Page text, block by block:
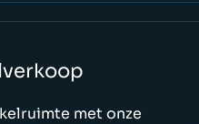
met onze